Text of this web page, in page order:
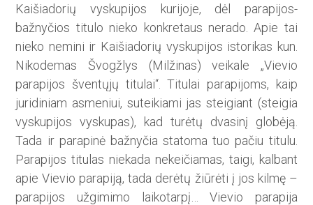
Kaišiadorių vyskupijos kurijoje, dėl parapijos-
bažnyčios titulo nieko konkretaus nerado. Apie tai
nieko nemini ir Kaišiadorių vys­kupijos istorikas kun.
Nikodemas Švogžlys (Milžinas) veikale „Vievio
parapijos šventųjų titulai“. Titulai parapijoms, kaip
juridiniam asmeniui, suteikiami jas steigiant (stei­gia
vyskupijos vyskupas), kad turėtų dvasinį globėją.
Tada ir parapinė bažnyčia statoma tuo pačiu titulu.
Parapijos titulas niekada nekeičiamas, taigi, kalbant
apie Vievio parapiją, tada derėtų žiūrėti į jos kilmę –
parapijos užgimimo laikotarpį… Vievio parapija